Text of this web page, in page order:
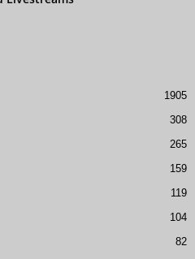
1905
308
265
159
119
104
82